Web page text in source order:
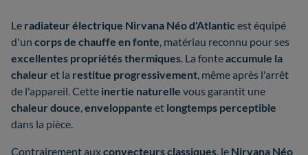
Le radiateur électrique Nirvana Néo d'Atlantic est équipé
d'un corps de chauffe en fonte, matériau reconnu pour ses
excellentes propriétés thermiques. La fonteaccumule la
chaleur et la restitue progressivement, même après l'arrêt
de l'appareil. Cette inertie naturelle vous garantit une
chaleur douce,enveloppante et longtemps perceptible
dans la pièce.
Contrairement auxconvecteurs classiques, le Nirvana Néo